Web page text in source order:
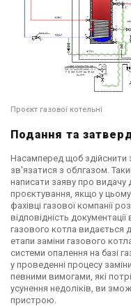
Проєкт газової котельні
Подання та
Насамперед щоб здійснити
зв'язатися з облгазом.
написати заяву про видачу
проєктування, якщо у цьому
фахівці газової компанії
відповідність
газового котла видається
етапи заміни газового
системи опалення на базі
у проведенні процесу
певними вимогами, які
усунення недоліків, ви
пристрою.